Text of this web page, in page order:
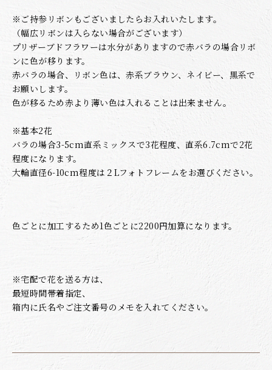
※ご持参リボンもございましたらお入れいたします。
（幅広リボンは入らない場合がございます）
プリザーブドフラワーは水分がありますので赤バラの場合リボ
ンに色が移ります。
赤バラの場合、リボン色は、赤系ブラウン、ネイビー、黒系で
お願いします。
色が移るため赤より薄い色は入れることは出来ません。
※基本2花
バラの場合3-5cm直系ミックスで3花程度、直系6.7cmで2花
程度になります。
大輪直径6-10cm程度は２Lフォトフレームをお選びください。
色ごとに加工するため1色ごとに2200円加算になります。
※宅配で花を送る方は、
最短時間帯着指定、
箱内に氏名やご注文番号のメモを入れてください。